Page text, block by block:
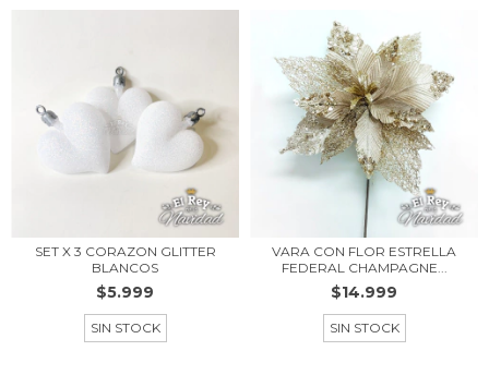
SET X 3 CORAZON GLITTER
BLANCOS
$5.999
SIN STOCK
VARA CON FLOR ESTRELLA
FEDERAL CHAMPAGNE...
$14.999
SIN STOCK